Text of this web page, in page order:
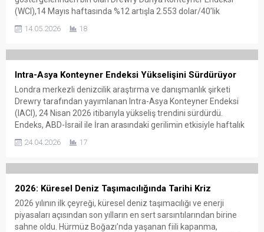
(WCI),14 Mayıs haftasında %12 artışla 2.553 dolar/40’lik
sezon, taşıyıcıların uyguladığı ek ücretler ve kapasite yönetimi
sert yükseldi. Şanghay–New York hattında fiyatlar %14 artışla
4.252...
14.05.2026 18
Intra-Asya Konteyner Endeksi Yükselişini Sürdürüyor
Londra merkezli denizcilik araştırma ve danışmanlık şirketi
Drewry tarafından yayımlanan Intra-Asya Konteyner Endeksi
(IACI), 24 Nisan 2026 itibarıyla yükseliş trendini sürdürdü.
Endeks, ABD-İsrail ile İran arasındaki gerilimin etkisiyle haftalık
Drewry Supply Chain Advisors verilerine göre, söz konusu artış
24.04.2026 17
2026: Küresel Deniz Taşımacılığında Tarihi Kriz
2026 yılının ilk çeyreği, küresel deniz taşımacılığı ve enerji
piyasaları açısından son yılların en sert sarsıntılarından birine
sahne oldu. Hürmüz Boğazı’nda yaşanan fiili kapanma,